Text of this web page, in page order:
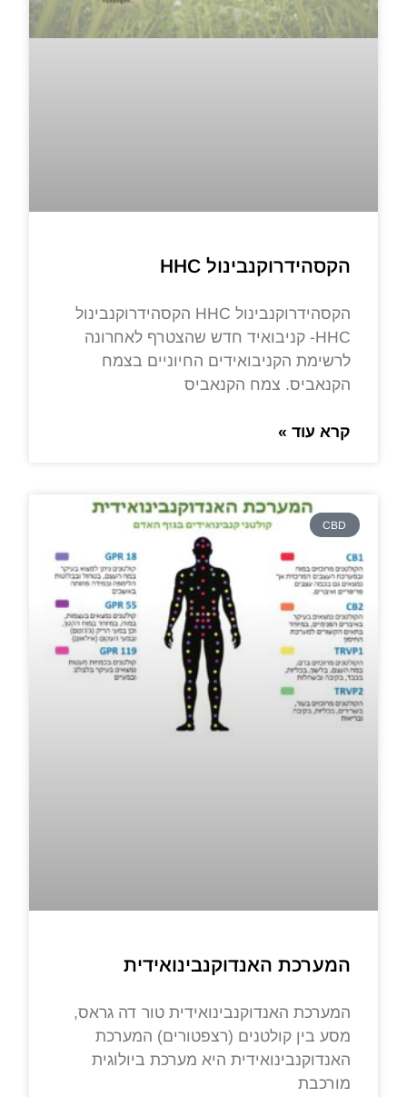
הקסהידרוקנבינול HHC
הקסהידרוקנבינול HHC הקסהידרוקנבינול
HHC- קניבואיד חדש שהצטרף לאחרונה
לרשימת הקניבואידים החיוניים בצמח
הקנאביס. צמח הקנאביס
קרא עוד »
CBD
המערכת האנדוקנבינואידית
המערכת האנדוקנבינואידית טור דה גראס,
מסע בין קולטנים (רצפטורים) המערכת
האנדוקנבינואידית היא מערכת ביולוגית
מורכבת